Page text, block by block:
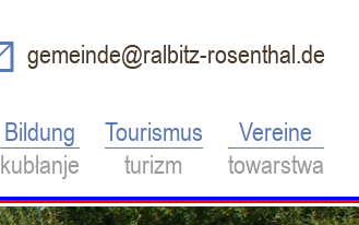
gemeinde@ralbitz-rosenthal.de
Bildung
kubłanje
Tourismus
turizm
Vereine
towarstwa